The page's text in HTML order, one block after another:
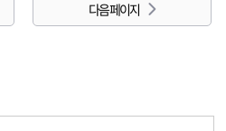
다음 페이지